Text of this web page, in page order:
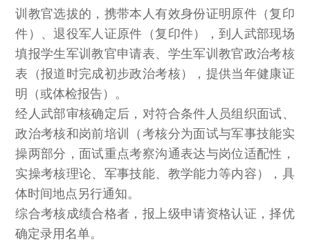
训教官选拔的，携带本人有效身份证明原件（复印
件）、退役军人证原件（复印件），到人武部现场
填报学生军训教官申请表、学生军训教官政治考核
表（报道时完成初步政治考核），提供当年健康证
明（或体检报告）。
经人武部审核确定后，对符合条件人员组织面试、
政治考核和岗前培训（考核分为面试与军事技能实
操两部分，面试重点考察沟通表达与岗位适配性，
实操考核理论、军事技能、教学能力等内容），具
体时间地点另行通知。
综合考核成绩合格者，报上级申请资格认证，择优
确定录用名单。